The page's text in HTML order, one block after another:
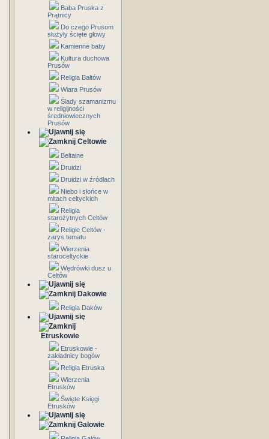
Baba Pruska z
Prątnicy
Do czego Prusom
służyły ścięte głowy
Kamienne baby
Kultura duchowa
Prusów
Religia Bałtów
Wiara Prusów
Ślady szamanizmu
w religijności
średniowiecznych
Prusów
Celtowie
Beltaine
Druidzi
Druidzi w źródłach
Niebo i słońce w
mitach celtyckich
Religia
starożytnych Celtów
Religie Celtów -
zarys tematu
Wierzenia
staroceltyckie
Wędrówki dusz u
Celtów
Dakowie
Religia Daków
Etruskowie
Etruskowie -
zakładnicy bogów
Religia Etruska
Wierzenia
Etrusków
Święte Księgi
Etrusków
Galowie